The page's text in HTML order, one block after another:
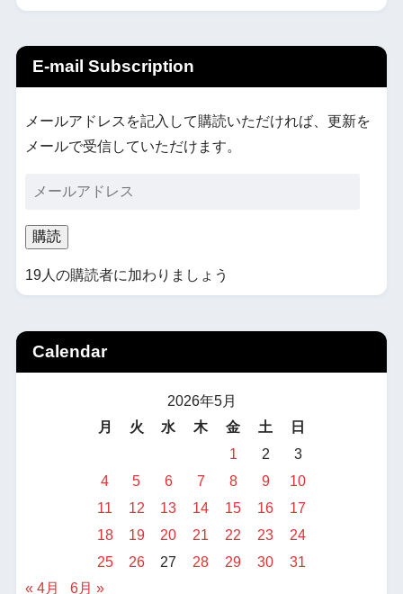
E-mail Subscription
メールアドレスを記入して購読いただければ、更新を
メールで受信していただけます。
購読
19人の購読者に加わりましょう
Calendar
2026年5月
月
火 水 木 金 土
日
1
2
3
4
5 6 7 8 9
10
11
12 13 14 15 16
17
18
19 20 21 22 23
24
25
26 27 28 29 30
31
« 4月
6月 »